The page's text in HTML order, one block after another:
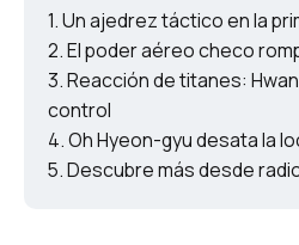
Un ajedrez táctico en la
El poder aéreo checo
Reacción de titanes:
control
Oh Hyeon-gyu desata la
Descubre más desde